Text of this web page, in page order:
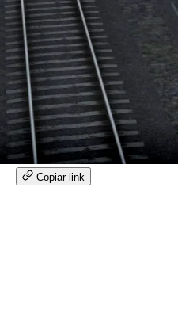
Copiar link